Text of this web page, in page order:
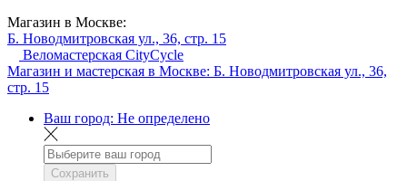
Магазин в Москве:
Б. Новодмитровская ул., 36, стр. 15
Веломастерская CityCycle
Магазин и мастерская в Москве: Б. Новодмитровская ул., 36,
стр. 15
Ваш город: Не определено
Сохранить